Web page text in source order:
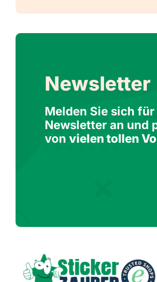
Newsletter
Melden Sie sich
Newsletter an und
von vielen tollen